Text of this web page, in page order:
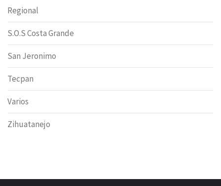
Regional
S.O.S Costa Grande
San Jeronimo
Tecpan
Varios
Zihuatanejo